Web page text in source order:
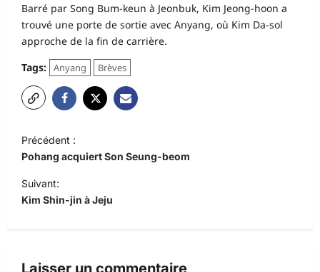
Barré par Song Bum-keun à Jeonbuk, Kim Jeong-hoon a
trouvé une porte de sortie avec Anyang, où Kim Da-sol
approche de la fin de carrière.
Tags: Anyang Brèves
a
v
i
t
Précédent :
Pohang acquiert Son Seung-beom
Suivant:
Kim Shin-jin à Jeju
Laisser un commentaire